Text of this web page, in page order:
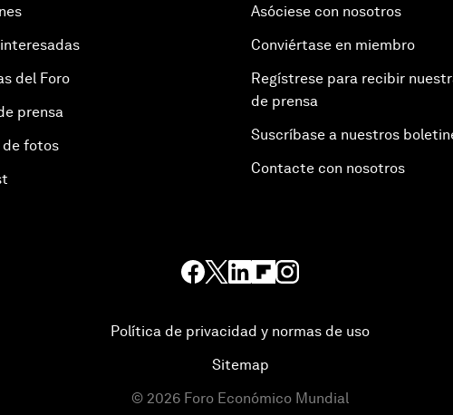
del Foro
prensa
de fotos
Asóciese con nosotros
Conviértase en miembro
Regístrese para recibir
de prensa
Suscríbase a nuestros
Contacte con nosotros
Política de privacidad y normas de uso
Sitemap
© 2026 Foro Económico Mundial